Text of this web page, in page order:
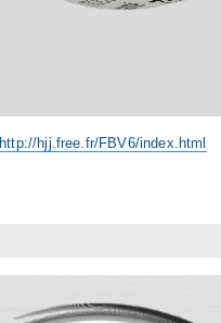
http://hjj.free.fr/FBV6/index.html